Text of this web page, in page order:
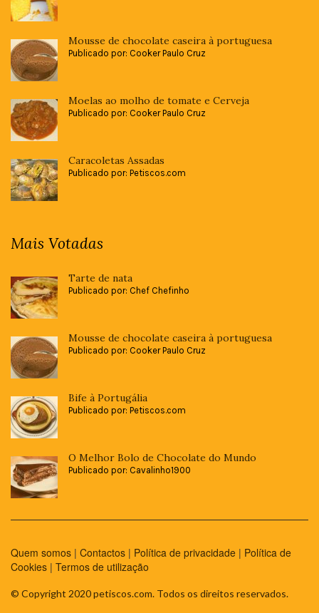
Mousse de chocolate caseira à portuguesa
Publicado por: Cooker Paulo Cruz
Moelas ao molho de tomate e Cerveja
Publicado por: Cooker Paulo Cruz
Caracoletas Assadas
Publicado por: Petiscos.com
Mais Votadas
Tarte de nata
Publicado por: Chef Chefinho
Mousse de chocolate caseira à portuguesa
Publicado por: Cooker Paulo Cruz
Bife à Portugália
Publicado por: Petiscos.com
O Melhor Bolo de Chocolate do Mundo
Publicado por: Cavalinho1900
Quem somos | Contactos | Política de privacidade | Política de
Cookies | Termos de utilização
© Copyright 2020 petiscos.com. Todos os direitos reservados.